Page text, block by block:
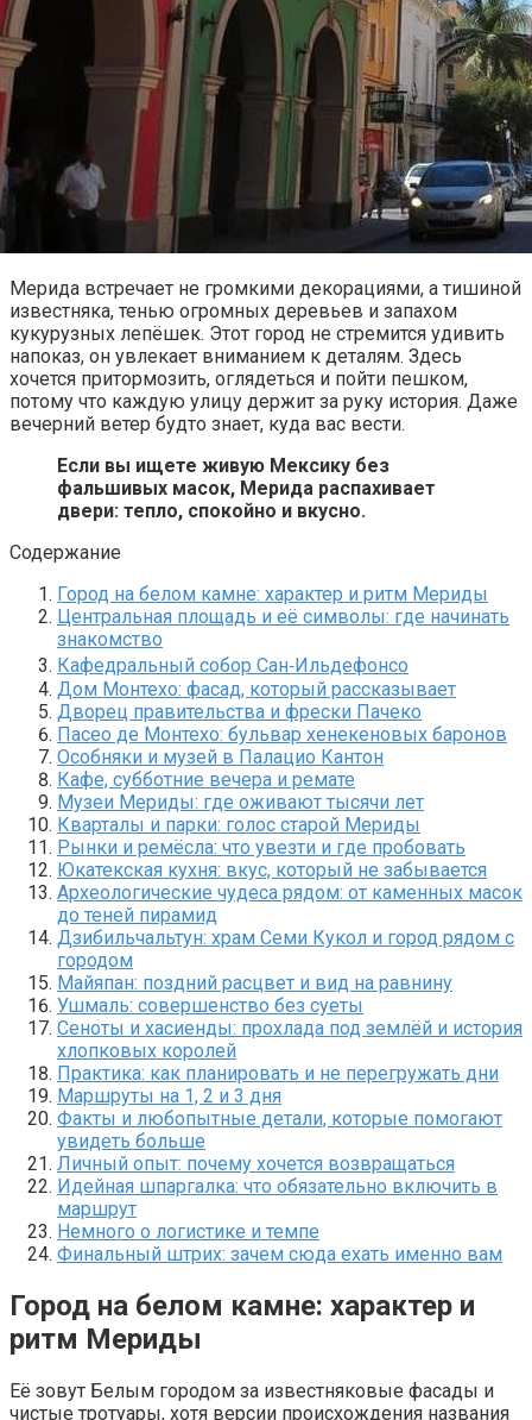
Мерида встречает не громкими декорациями, а тишиной
известняка, тенью огромных деревьев и запахом
кукурузных лепёшек. Этот город не стремится удивить
напоказ, он увлекает вниманием к деталям. Здесь
хочется притормозить, оглядеться и пойти пешком,
потому что каждую улицу держит за руку история. Даже
вечерний ветер будто знает, куда вас вести.
Если вы ищете живую Мексику без
фальшивых масок, Мерида распахивает
двери: тепло, спокойно и вкусно.
Содержание
Город на белом камне: характер и ритм Мериды
Центральная площадь и её символы: где начинать
знакомство
Кафедральный собор Сан‑Ильдефонсо
Дом Монтехо: фасад, который рассказывает
Дворец правительства и фрески Пачеко
Пасео де Монтехо: бульвар хенекеновых баронов
Особняки и музей в Палацио Кантон
Кафе, субботние вечера и ремате
Музеи Мериды: где оживают тысячи лет
Кварталы и парки: голос старой Мериды
Рынки и ремёсла: что увезти и где пробовать
Юкатекская кухня: вкус, который не забывается
Археологические чудеса рядом: от каменных масок
до теней пирамид
Дзибильчальтун: храм Семи Кукол и город рядом с
городом
Майяпан: поздний расцвет и вид на равнину
Ушмаль: совершенство без суеты
Сеноты и хасиенды: прохлада под землёй и история
хлопковых королей
Практика: как планировать и не перегружать дни
Маршруты на 1, 2 и 3 дня
Факты и любопытные детали, которые помогают
увидеть больше
Личный опыт: почему хочется возвращаться
Идейная шпаргалка: что обязательно включить в
маршрут
Немного о логистике и темпе
Финальный штрих: зачем сюда ехать именно вам
Город на белом камне: характер и
ритм Мериды
Её зовут Белым городом за известняковые фасады и
чистые тротуары, хотя версии происхождения названия